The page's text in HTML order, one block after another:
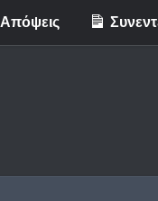
Απόψεις